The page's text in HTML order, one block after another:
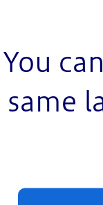
You
same
の診断書の記
い。
に基づき作成
回です。現在